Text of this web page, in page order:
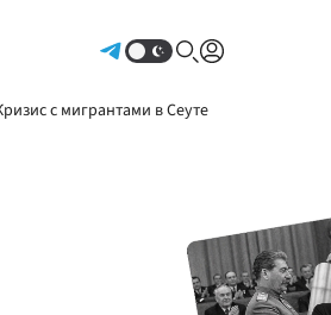
с мигрантами в Сеуте